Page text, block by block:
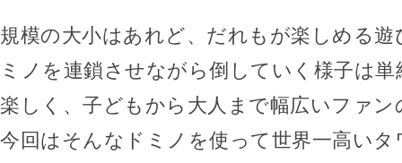
規模の大小はあれど、だれもが楽しめる
ミノを連鎖させながら倒していく様子は
楽しく、子どもから大人まで幅広いファ
今回はそんなドミノを使って世界一高い